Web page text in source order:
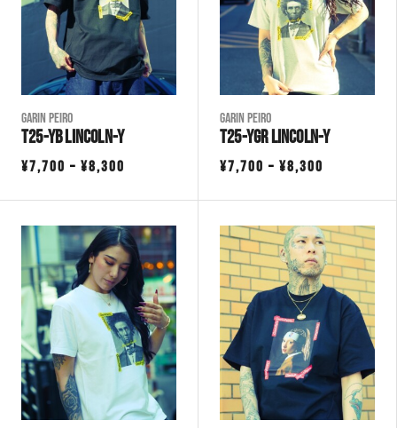
Garin Peiro
T25-YB LINCOLN-Y
¥7,700 – ¥8,300
¥7,700
–
¥8,300
Garin Peiro
T25-YGR LINCOLN-Y
¥7,700 – ¥8,300
¥7,700
–
¥8,300